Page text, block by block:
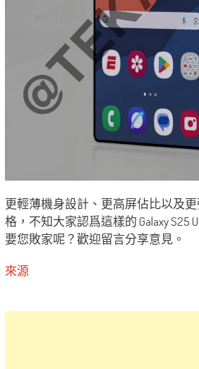
更輕薄機身設計、更高屏佔比以及
格，不知大家認爲這樣的 Galaxy S25
要您敗家呢？歡迎留言分享意見。
來源